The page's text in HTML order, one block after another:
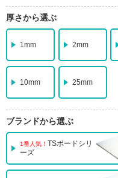
厚さから選ぶ
1mm 2mm
10mm 25mm
ブランドから選ぶ
1番人気！ TSボードシリ
ーズ